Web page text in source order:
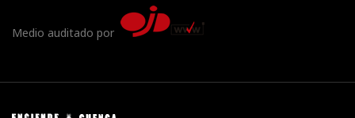
Medio auditado por